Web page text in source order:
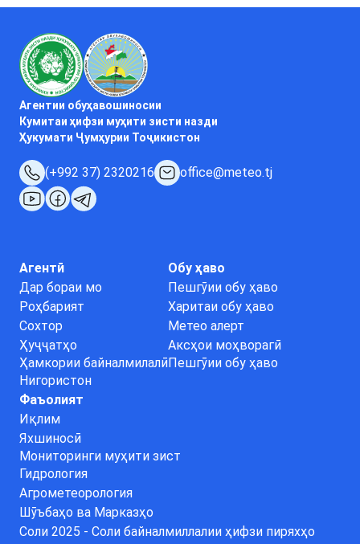
Агентии обуҳавошиносии
Кумитаи ҳифзи муҳити зисти назди
Ҳукумати Ҷумҳурии Тоҷикистон
(+992 37) 2320216 office@meteo.tj
Агентӣ
Дар бораи мо
Роҳбарият
Сохтор
Ҳуҷҷатҳо
Ҳамкории байналмилалӣ
Нигористон
Обу ҳаво
Пешгӯии обу ҳаво
Харитаи обу ҳаво
Метео алерт
Аксҳои моҳворагӣ
Пешгӯии обу ҳаво
Фаъолият
Иқлим
Яхшиносӣ
Мониторинги муҳити зист
Гидрология
Агрометеорология
Шӯъбаҳо ва Марказҳо
Соли 2025 - Соли байналмиллалии ҳифзи пиряхҳо